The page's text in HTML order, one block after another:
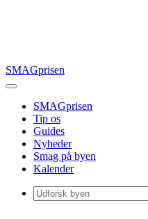
SMAGprisen
SMAGprisen
Tip os
Guides
Nyheder
Smag på byen
Kalender